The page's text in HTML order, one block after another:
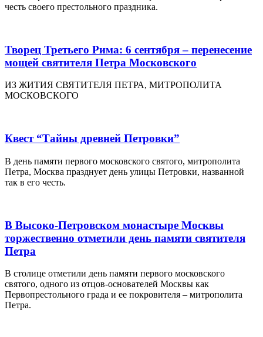
честь своего престольного праздника.
Творец Третьего Рима: 6 сентября – перенесение
мощей святителя Петра Московского
ИЗ ЖИТИЯ СВЯТИТЕЛЯ ПЕТРА, МИТРОПОЛИТА
МОСКОВСКОГО
Квест “Тайны древней Петровки”
В день памяти первого московского святого, митрополита
Петра, Москва празднует день улицы Петровки, названной
так в его честь.
В Высоко-Петровском монастыре Москвы
торжественно отметили день памяти святителя
Петра
В столице отметили день памяти первого московского
святого, одного из отцов-основателей Москвы как
Первопрестольного града и ее покровителя – митрополита
Петра.